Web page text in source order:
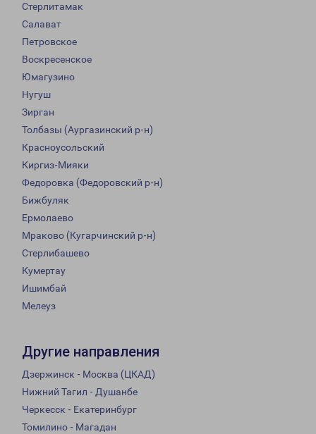
Стерлитамак
Салават
Петровское
Воскресенское
Юмагузино
Нугуш
Зирган
Толбазы (Аургазинский р-н)
Красноусольский
Киргиз-Мияки
Федоровка (Федоровский р-н)
Бижбуляк
Ермолаево
Мраково (Кугарчинский р-н)
Стерлибашево
Кумертау
Ишимбай
Мелеуз
Другие направления
Дзержинск - Москва (ЦКАД)
Нижний Тагил - Душанбе
Черкесск - Екатеринбург
Томилино - Магадан